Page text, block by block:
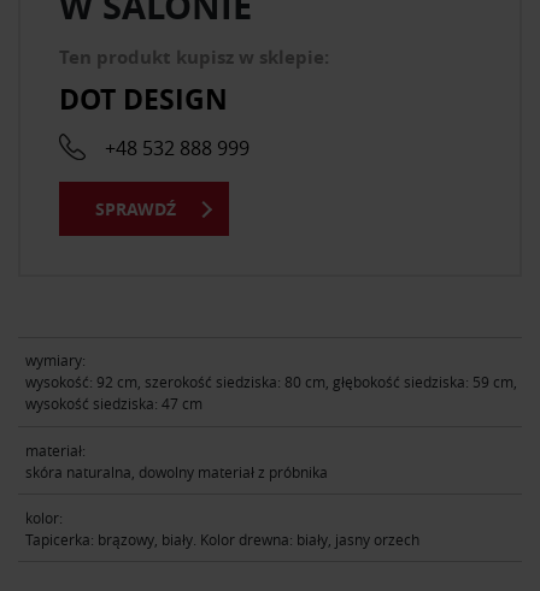
wymiary:
wysokość: 92 cm, szerokość siedziska: 80 cm, głębokość siedziska: 59 cm,
wysokość siedziska: 47 cm
materiał:
skóra naturalna, dowolny materiał z próbnika
kolor:
Tapicerka: brązowy, biały. Kolor drewna: biały, jasny orzech
Ten produkt kupisz w sklepie:
DOT DESIGN
+48 532 888 999
SPRAWDŹ